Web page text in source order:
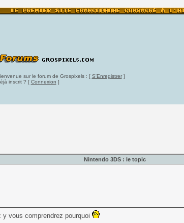
sur le forum de Grospixels : [ S'Enregistrer]
inscrit ? [ Connexion ]
Nintendo 3DS : le topic
vous comprendrez pourquoi